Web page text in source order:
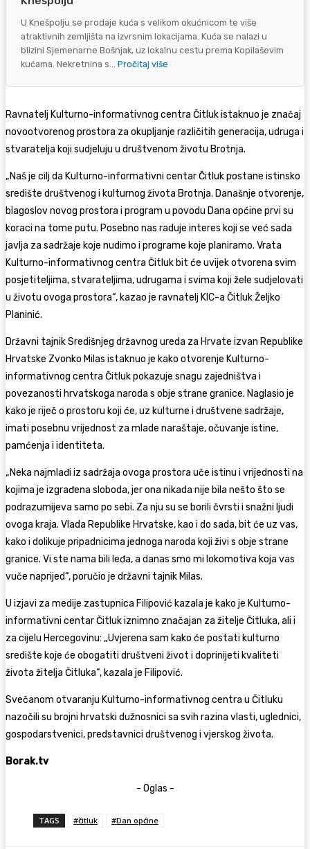
U Knešpolju se prodaje kuća s velikom okućnicom te više
atraktivnih zemljišta na izvrsnim lokacijama. Kuća se nalazi u
blizini Sjemenarne Bošnjak, uz lokalnu cestu prema Kopilaševim
kućama. Nekretnina s... Pročitaj više
Ravnatelj Kulturno-informativnog centra Čitluk istaknuo je značaj
novootvorenog prostora za okupljanje različitih generacija, udruga i
stvaratelja koji sudjeluju u društvenom životu Brotnja.
„Naš je cilj da Kulturno-informativni centar Čitluk postane istinsko
središte društvenog i kulturnog života Brotnja. Današnje otvorenje,
blagoslov novog prostora i program u povodu Dana općine prvi su
koraci na tome putu. Posebno nas raduje interes koji se već sada
javlja za sadržaje koje nudimo i programe koje planiramo. Vrata
Kulturno-informativnog centra Čitluk bit će uvijek otvorena svim
posjetiteljima, stvarateljima, udrugama i svima koji žele sudjelovati
u životu ovoga prostora“, kazao je ravnatelj KIC-a Čitluk Željko
Planinić.
Državni tajnik Središnjeg državnog ureda za Hrvate izvan Republike
Hrvatske Zvonko Milas istaknuo je kako otvorenje Kulturno-
informativnog centra Čitluk pokazuje snagu zajedništva i
povezanosti hrvatskoga naroda s obje strane granice. Naglasio je
kako je riječ o prostoru koji će, uz kulturne i društvene sadržaje,
imati posebnu vrijednost za mlade naraštaje, očuvanje istine,
pamćenja i identiteta.
„Neka najmlađi iz sadržaja ovoga prostora uče istinu i vrijednosti na
kojima je izgrađena sloboda, jer ona nikada nije bila nešto što se
podrazumijeva samo po sebi. Za nju su se borili čvrsti i snažni ljudi
ovoga kraja. Vlada Republike Hrvatske, kao i do sada, bit će uz vas,
kako i dolikuje pripadnicima jednoga naroda koji živi s obje strane
granice. Vi ste nama bili leđa, a danas smo mi lokomotiva koja vas
vuče naprijed“, poručio je državni tajnik Milas.
U izjavi za medije zastupnica Filipović kazala je kako je Kulturno-
informativni centar Čitluk iznimno značajan za žitelje Čitluka, ali i
za cijelu Hercegovinu: „Uvjerena sam kako će postati kulturno
središte koje će obogatiti društveni život i doprinijeti kvaliteti
života žitelja Čitluka“, kazala je Filipović.
Svečanom otvaranju Kulturno-informativnog centra u Čitluku
nazočili su brojni hrvatski dužnosnici sa svih razina vlasti, uglednici,
gospodarstvenici, predstavnici društvenog i vjerskog života.
Borak.tv
- Oglas -
TAGS #čitluk #Dan općine